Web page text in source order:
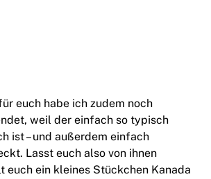
euch habe ich zudem noch
weil der einfach so typisch
ist – und außerdem einfach
Lasst euch also von ihnen
euch ein kleines Stückchen Kanada